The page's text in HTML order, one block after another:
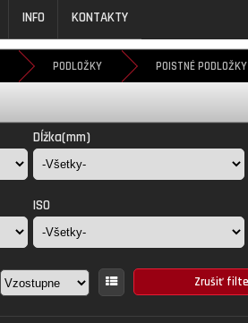
INFO KONTAKTY
PODLOŽKY POISTNÉ PODLOŽKY
Dĺžka(mm)
ISO